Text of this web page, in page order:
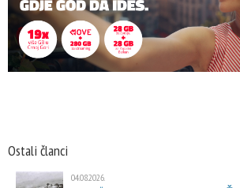
Ostali članci
04.08.2026.